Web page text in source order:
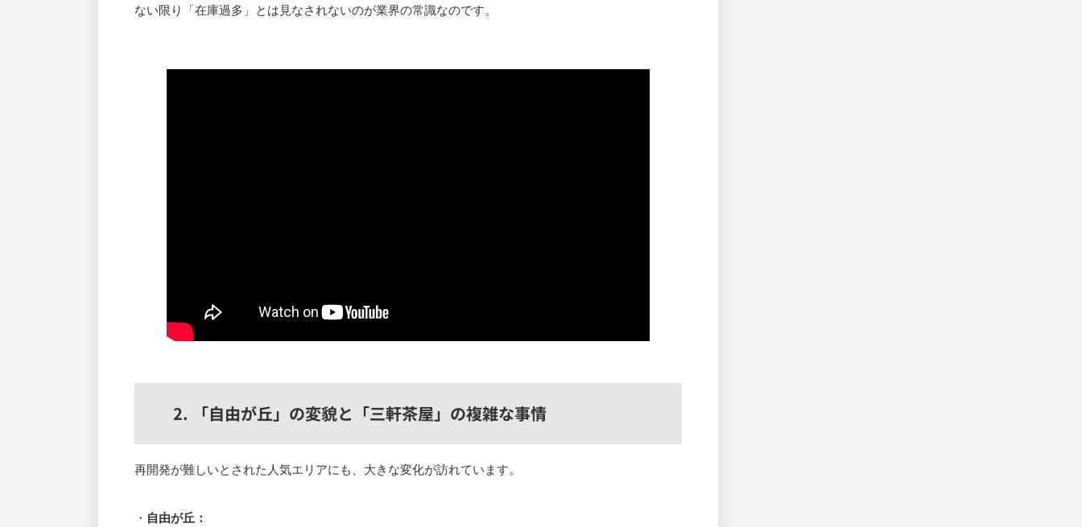
ない限り「在庫過多」とは見なされないのが業界の常識なのです。
2. 「自由が丘」の変貌と「三軒茶屋」の複雑な事情
再開発が難しいとされた人気エリアにも、大きな変化が訪れています。
・ 自由が丘：